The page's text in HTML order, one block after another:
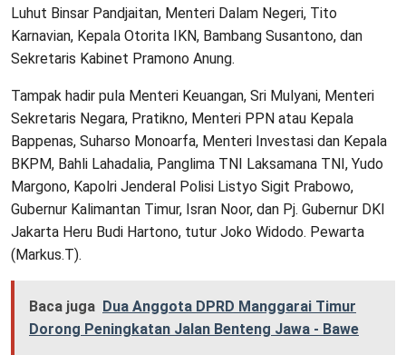
Luhut Binsar Pandjaitan, Menteri Dalam Negeri, Tito
Karnavian, Kepala Otorita IKN, Bambang Susantono, dan
Sekretaris Kabinet Pramono Anung.
Tampak hadir pula Menteri Keuangan, Sri Mulyani, Menteri
Sekretaris Negara, Pratikno, Menteri PPN atau Kepala
Bappenas, Suharso Monoarfa, Menteri Investasi dan Kepala
BKPM, Bahli Lahadalia, Panglima TNI Laksamana TNI, Yudo
Margono, Kapolri Jenderal Polisi Listyo Sigit Prabowo,
Gubernur Kalimantan Timur, Isran Noor, dan Pj. Gubernur DKI
Jakarta Heru Budi Hartono, tutur Joko Widodo. Pewarta
(Markus.T).
Baca juga Dua Anggota DPRD Manggarai Timur
Dorong Peningkatan Jalan Benteng Jawa - Bawe